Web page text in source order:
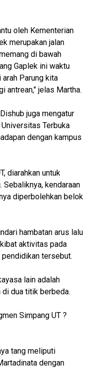
oleh Kementerian
merupakan jalan
di bawah
Gaplek ini waktu
Parung kita
antrean," jelas Martha.
juga mengatur
Terbuka
dengan kampus
diarahkan untuk
Sebaliknya, kendaraan
diperbolehkan belok
hambatan arus lalu
aktivitas pada
tersebut.
lain adalah
dua titik berbeda.
Simpang UT ?
tang meliputi
dengan